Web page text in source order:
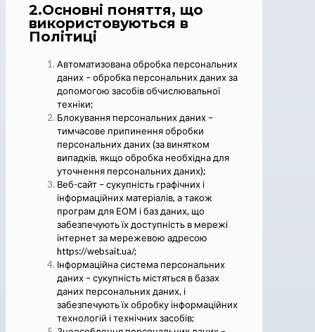
2.Основні поняття, що
використовуються в
Політиці
Автоматизована обробка персональних
даних – обробка персональних даних за
допомогою засобів обчислювальної
техніки;
Блокування персональних даних –
тимчасове припинення обробки
персональних даних (за винятком
випадків, якщо обробка необхідна для
уточнення персональних даних);
Веб-сайт – сукупність графічних і
інформаційних матеріалів, а також
програм для ЕОМ і баз даних, що
забезпечують їх доступність в мережі
інтернет за мережевою адресою
https://websait.ua/;
Інформаційна система персональних
даних – сукупність містяться в базах
даних персональних даних, і
забезпечують їх обробку інформаційних
технологій і технічних засобів;